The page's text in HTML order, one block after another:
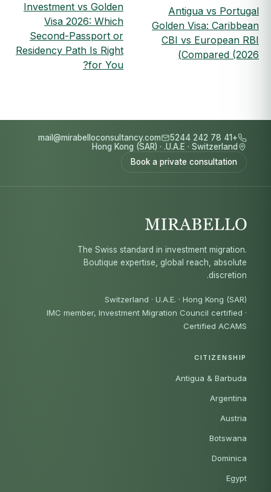
Antigua vs Portugal
Golden Visa: Caribbean
CBI vs European RBI
Compared (2026)
Investment vs Golden
Visa 2026: Which
Second-Passport or
Residency Path Is Right
for You?
+41 78 242 5244
mail@mirabelloconsultancy.com
Switzerland
·
U.A.E.
·
Hong Kong (SAR)
Book a private consultation
The Swiss standard in investment migration.
Boutique expertise, global reach, absolute
discretion.
Switzerland · U.A.E. · Hong Kong (SAR)
IMC member, Investment Migration Council certified ·
Certified ACAMS
CITIZENSHIP
Antigua & Barbuda
Argentina
Austria
Botswana
Dominica
Egypt